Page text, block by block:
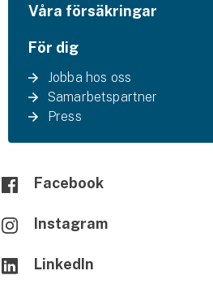
Bilförsäkring för företag
Släpvagnsförsäkring
Drönarförsäkring
För förmedlare
Gruppförsäkringar
Kommunolycksfall
Försäkring via förmedlare
Våra försäkringar
För dig
Jobba hos oss
Samarbetspartner
Press
Facebook
Instagram
LinkedIn